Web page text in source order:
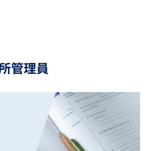
管理員